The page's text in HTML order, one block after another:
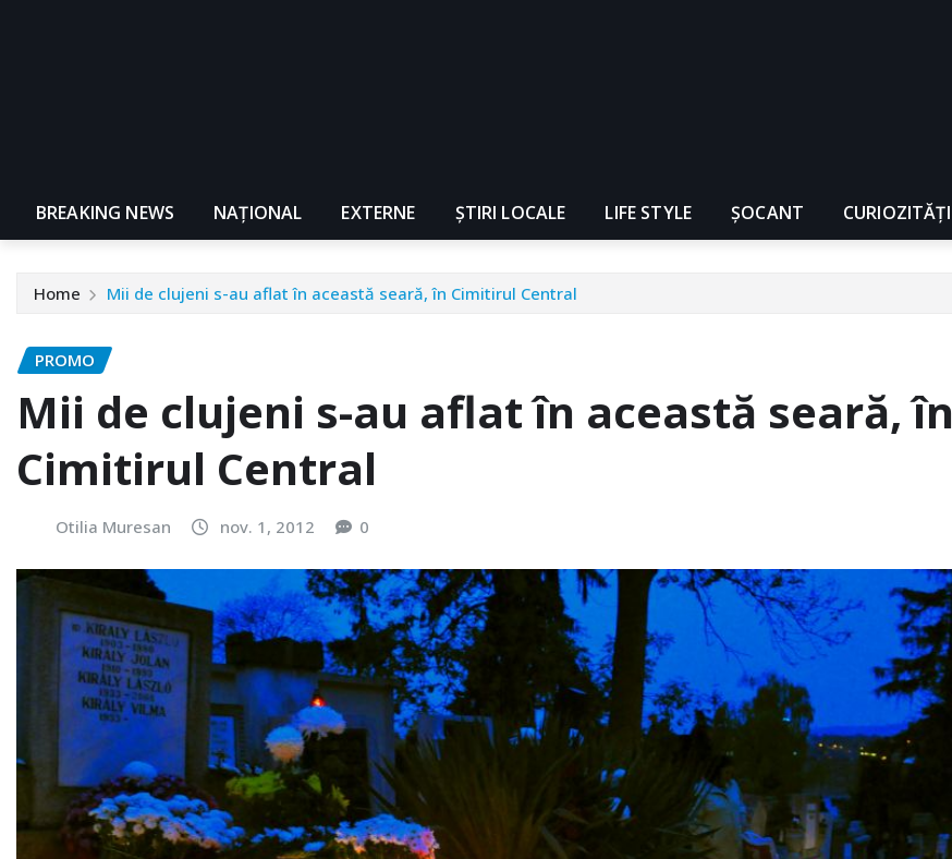
BREAKING NEWS NAŢIONAL EXTERNE ȘTIRI LOCALE LIFE STYLE ȘOCANT CURIOZITĂȚI
Home Mii de clujeni s-au aflat în această seară, în Cimitirul Central
PROMO
Mii de clujeni s-au aflat în această seară, în
Cimitirul Central
Otilia Muresan nov. 1, 2012 0